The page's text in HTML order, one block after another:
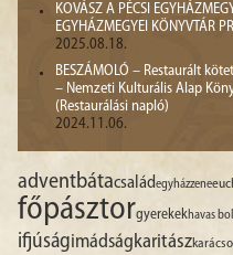
KOVÁSZ A PÉCSI
EGYHÁZMEGYEI KÖNYVTÁR
2025.08.18.
BESZÁMOLÓ – Restaurált
– Nemzeti Kulturális Alap
(Restaurálási napló)
2024.11.06.
adventbátacsaládegyházzene
főpásztorgyerekekhavas
ifjúságimádságkaritász